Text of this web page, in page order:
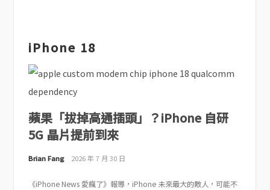
iPhone 18
蘋果「拔掉高通插頭」？iPhone 自研
5G 晶片提前到來
Brian Fang 2026 年 7 月 30 日
《iPhone News 愛瘋了》報導，iPhone 未來最大的敵人，可能不